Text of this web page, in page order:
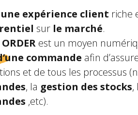
une expérience client riche
sur le marché.
est un moyen
commande afin
et de tous les processus
, la gestion des stocks,
,etc).